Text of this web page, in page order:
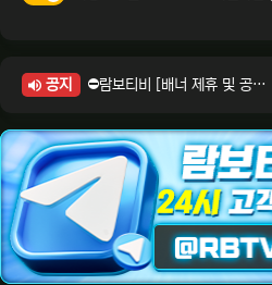
공지
⛔람보티비 [배너 제휴 및 공식 입점 문의 안내]
⛔람보티비 [정회원 등급UP! 안내사항]
⛔람보티비 [채팅방 이용시 주의사항]
⛔람보티비 [공식보증업체 안내]